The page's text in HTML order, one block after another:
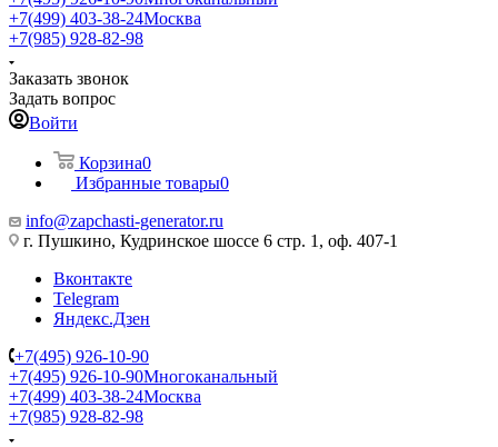
+7(499) 403-38-24Москва
+7(985) 928-82-98
Заказать звонок
Задать вопрос
Войти
Корзина0
Избранные товары0
info@zapchasti-generator.ru
г. Пушкино, Кудринское шоссе 6 стр. 1, оф. 407-1
Вконтакте
Telegram
Яндекс.Дзен
+7(495) 926-10-90
+7(495) 926-10-90Многоканальный
+7(499) 403-38-24Москва
+7(985) 928-82-98